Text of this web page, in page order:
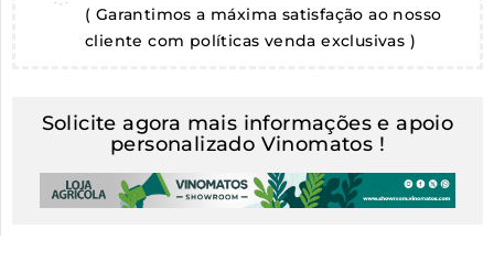
( Garantimos a máxima satisfação ao nosso
cliente com políticas venda exclusivas )
Solicite agora mais informações e apoio
personalizado Vinomatos !